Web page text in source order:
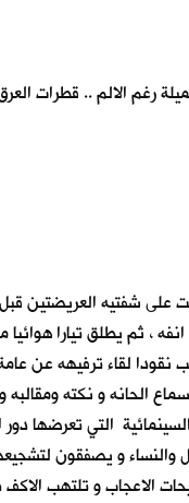
رغم الالم .. قطرات
شفتيه العريضتين
يطلق تيارا هوائيا
نقودا لقاء ترفيهه
الحانه و نكته
التي
والنساء و يصفقون
الاعجاب و تلتهب